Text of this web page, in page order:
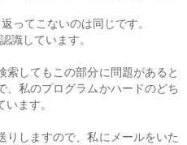
ってこないのは同じです。
識しています。
索してもこの部分に問題があると
、私のプログラムかハードのどち
ます。
りしますので、私にメールをいた